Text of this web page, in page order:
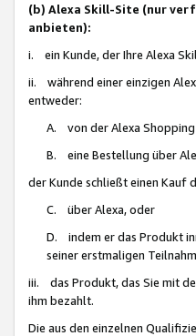
(b) Alexa Skill-Site (nur
anbieten):
i. ein Kunde, der Ihre Alexa
ii. während einer einzigen
entweder:
A. von der Alexa
B. eine Bestellung über
der Kunde schließt einen Kauf
C. über Alexa, oder
D. indem er das Produkt
seiner erstmaligen
iii. das Produkt, das Sie mit
ihm bezahlt.
Die aus den einzelnen